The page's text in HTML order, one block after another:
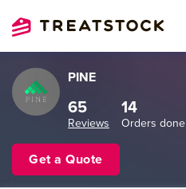
PINE
65
Reviews
14
Orders done
Get a Quote